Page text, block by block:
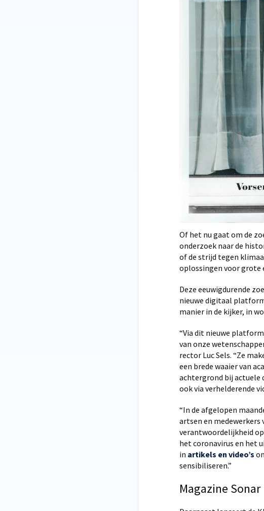
Of het nu gaat om de
onderzoek naar de
of de strijd tegen
oplossingen voor grote
Deze eeuwigdurende
nieuwe digitaal
manier in de kijker, in
“Via dit nieuwe
van onze
rector Luc Sels. “Ze
een brede waaier van
achtergrond bij actuele
ook via verhelderende
“In de afgelopen
artsen en medewerkers
verantwoordelijkheid
het coronavirus en het
in artikels en video’s
sensibiliseren.”
Magazine Sonar